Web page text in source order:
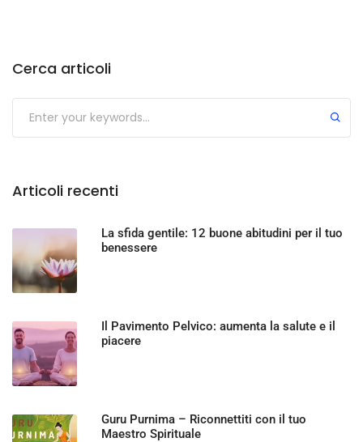
Cerca articoli
Articoli recenti
La sfida gentile: 12 buone abitudini per il tuo
benessere
Il Pavimento Pelvico: aumenta la salute e il
piacere
Guru Purnima – Riconnettiti con il tuo
Maestro Spirituale